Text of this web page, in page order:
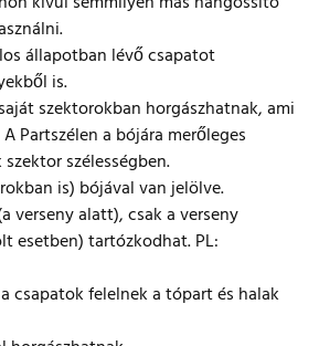
állapotban lévő csapatot
is.
szektorokban horgászhatnak, ami
Partszélen a bójára merőleges
szélességben.
is) bójával van jelölve.
verseny alatt), csak a verseny
esetben) tartózkodhat. PL:
csapatok felelnek a tópart és halak